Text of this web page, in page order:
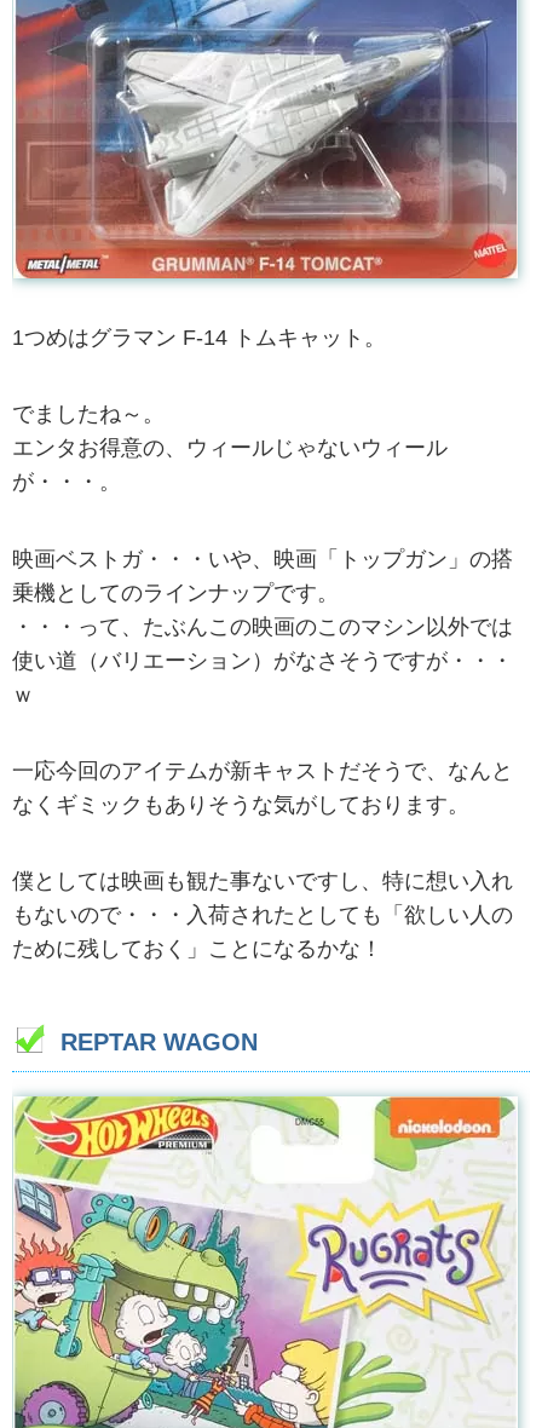
1つめはグラマン F-14 トムキャット。
でましたね～。
エンタお得意の、ウィールじゃないウィール
が・・・。
映画ベストガ・・・いや、映画「トップガン」の搭
乗機としてのラインナップです。
・・・って、たぶんこの映画のこのマシン以外では
使い道（バリエーション）がなさそうですが・・・
ｗ
一応今回のアイテムが新キャストだそうで、なんと
なくギミックもありそうな気がしております。
僕としては映画も観た事ないですし、特に想い入れ
もないので・・・入荷されたとしても「欲しい人の
ために残しておく」ことになるかな！
REPTAR WAGON